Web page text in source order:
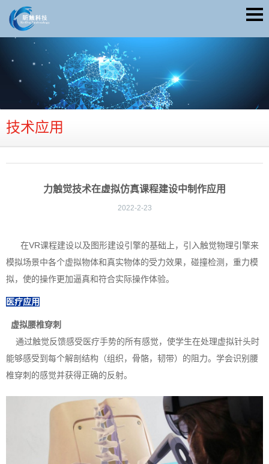
技术应用
力触觉技术在虚拟仿真课程建设中制作应用
2022-2-23
在VR课程建设以及图形建设引擎的基础上，引入触觉物理引擎来
模拟场景中各个虚拟物体和真实物体的受力效果，碰撞检测，重力模
拟，使的操作更加逼真和符合实际操作体验。
医疗应用
虚拟腰椎穿刺
通过触觉反馈感受医疗手势的所有感觉，使学生在处理虚拟针头时
能够感受到每个解剖结构（组织，骨骼，韧带）的阻力。学会识别腰
椎穿刺的感觉并获得正确的反射。‍